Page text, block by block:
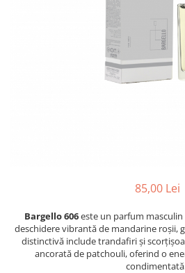
Floral-Fructat-Gurmand
Pielarie
Floral-Aldehidic
Floral-Lemnos
Aromatic-Condimentat
Floral-Fructat
Citric
Aromatic
85,00 Lei
Bargello 606este un parfum
deschidere vibrantă de mandarine roșii,
distinctivă include trandafiri și
ancorată de patchouli, oferind o